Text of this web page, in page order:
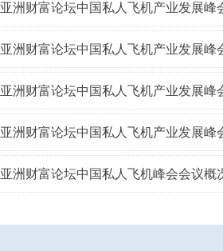
亚洲财富论坛中国私人飞机产业发展峰
亚洲财富论坛中国私人飞机产业发展
亚洲财富论坛中国私人飞机产业发展峰
亚洲财富论坛中国私人飞机产业发展峰
亚洲财富论坛中国私人飞机峰会会议概